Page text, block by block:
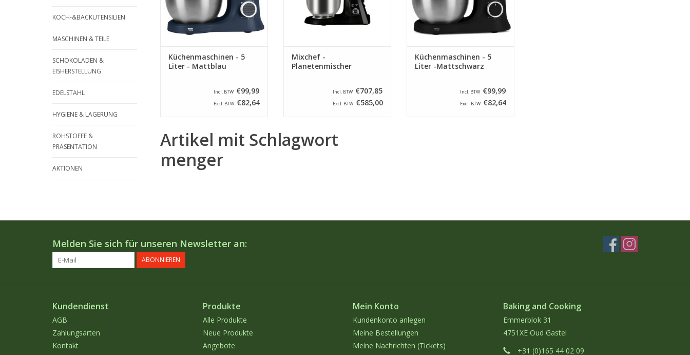
KOCH-&BACKUTENSILIEN
MASCHINEN & TEILE
SCHOKOLADEN &
EISHERSTELLUNG
EDELSTAHL
HYGIENE & LAGERUNG
ROHSTOFFE &
PRÄSENTATION
AKTIONEN
Küchenmaschinen - 5
Liter - Mattblau
Incl. BTW €99,99
Excl. BTW €82,64
Mixchef -
Planetenmischer
Incl. BTW €707,85
Excl. BTW €585,00
Küchenmaschinen - 5
Liter -Mattschwarz
Incl. BTW €99,99
Excl. BTW €82,64
Artikel mit Schlagwort
menger
Melden Sie sich für unseren Newsletter an:
ABONNIEREN
Kundendienst
AGB
Zahlungsarten
Kontakt
Produkte
Alle Produkte
Neue Produkte
Angebote
Mein Konto
Kundenkonto anlegen
Meine Bestellungen
Meine Nachrichten (Tickets)
Baking and Cooking
Emmerblok 31
4751XE Oud Gastel
+31 (0)165 44 02 09